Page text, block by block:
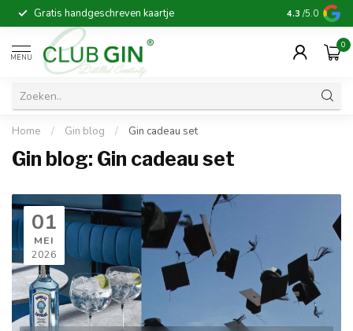
Gratis handgeschreven kaartje Voor 16:00
4.3 /5.0
MENU
0
Home / Gin blog / Gin cadeau set
Gin blog: Gin cadeau set
01
MEI
2026